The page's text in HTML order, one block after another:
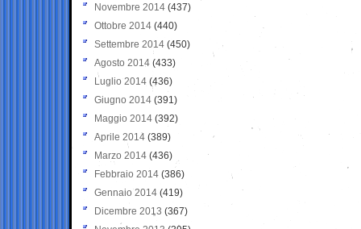
Novembre 2014 (437)
Ottobre 2014 (440)
Settembre 2014 (450)
Agosto 2014 (433)
Luglio 2014 (436)
Giugno 2014 (391)
Maggio 2014 (392)
Aprile 2014 (389)
Marzo 2014 (436)
Febbraio 2014 (386)
Gennaio 2014 (419)
Dicembre 2013 (367)